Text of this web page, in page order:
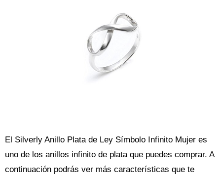
El Silverly Anillo Plata de Ley Símbolo Infinito Mujer es
uno de los anillos infinito de plata que puedes comprar. A
continuación podrás ver más características que te